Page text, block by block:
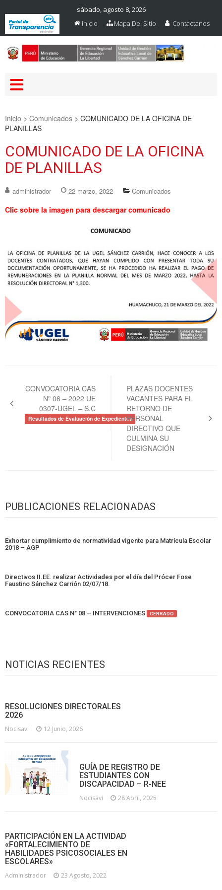
sábado, agosto 8, 2026
Inicio
Mapa Del Sitio Contactanos
Inicio > Comunicados > COMUNICADO DE LA OFICINA DE
PLANILLAS
COMUNICADO DE LA OFICINA
DE PLANILLAS
administrador 22 marzo, 2022 Comunicados
Clic sobre la imagen para descargar comunicado
entradas
CONVOCATORIA CAS
Nº 06 – 2022 UE
0307-UGEL – S.C
Resultados de Evaluación de Expedientes
PLAZAS DOCENTES
VACANTES PARA EL
RETORNO DE
PERSONAL
DIRECTIVO QUE
CULMINA SU
DESIGNACIÓN
PUBLICACIONES RELACIONADAS
Exhortar cumplimiento de normatividad vigente para Matrícula Escolar
2018 – AGP
Directivos II.EE. realizar Actividades por el día del Prócer Fose
Faustino Sánchez Carrión 02/07/18.
CONVOCATORIA CAS N° 08 – INTERVENCIONES CERRADO
NOTICIAS RECIENTES
RESOLUCIONES DIRECTORALES
2026
Nocisavi 12 Junio, 2026
GUÍA DE REGISTRO DE
ESTUDIANTES CON
DISCAPACIDAD – R-NEE
Nocisavi 28 Abril, 2025
PARTICIPACIÓN EN LA ACTIVIDAD
«FORTALECIMIENTO DE
HABILIDADES PSICOSOCIALES EN
ESCOLARES»
Administrador 23 Agosto, 2022